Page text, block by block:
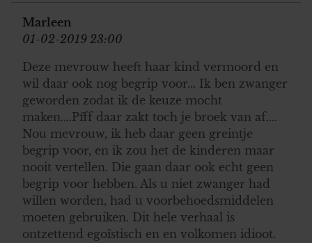
Marleen
01-02-2019 23:00
Deze mevrouw heeft haar kind vermoord en
wil daar ook nog begrip voor... Ik ben zwanger
geworden zodat ik de keuze mocht
maken....Pfff daar zakt toch je broek van af....
Nou mevrouw, ik heb daar geen greintje
begrip voor, en ik zou het de kinderen maar
nooit vertellen. Die gaan daar ook echt geen
begrip voor hebben. Als u niet zwanger had
willen worden, had u voorbehoedsmiddelen
moeten gebruiken. Dit hele verhaal is
ontzettend egoïstisch en en volkomen idioot.